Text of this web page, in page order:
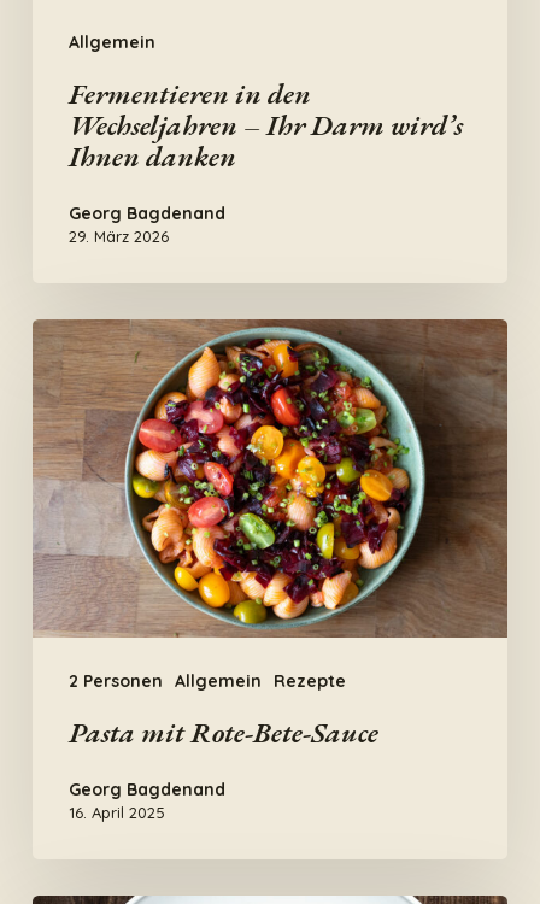
Allgemein
Fermentieren in den
Wechseljahren – Ihr Darm wird’s
Ihnen danken
Georg Bagdenand
29. März 2026
2 Personen Allgemein Rezepte
Pasta
mit
Rote-
Bete-
Sauce
Pasta mit Rote-Bete-Sauce
Georg Bagdenand
16. April 2025